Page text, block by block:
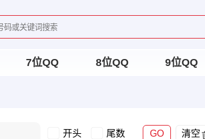
7位QQ 8位QQ 9位QQ
开头 尾数 GO 清空